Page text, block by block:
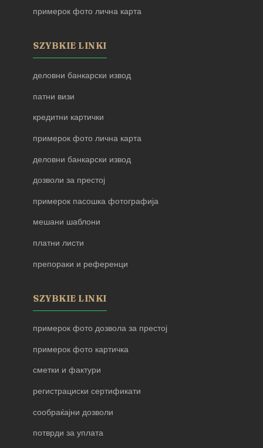
примерок фото лична карта
SZYBKIE LINKI
деловни банкарски извод
патни визи
кредитни картички
примерок фото лична карта
деловни банкарски извод
дозволи за престој
примерок пасошка фотографија
мешани шаблони
платни листи
препораки и референци
SZYBKIE LINKI
примерок фото дозвола за престој
примерок фото картичка
сметки и фактури
регистрациски сертификати
сообраќајни дозволи
потврди за уплата